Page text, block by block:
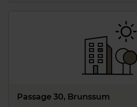
Passage 30, Brunssum